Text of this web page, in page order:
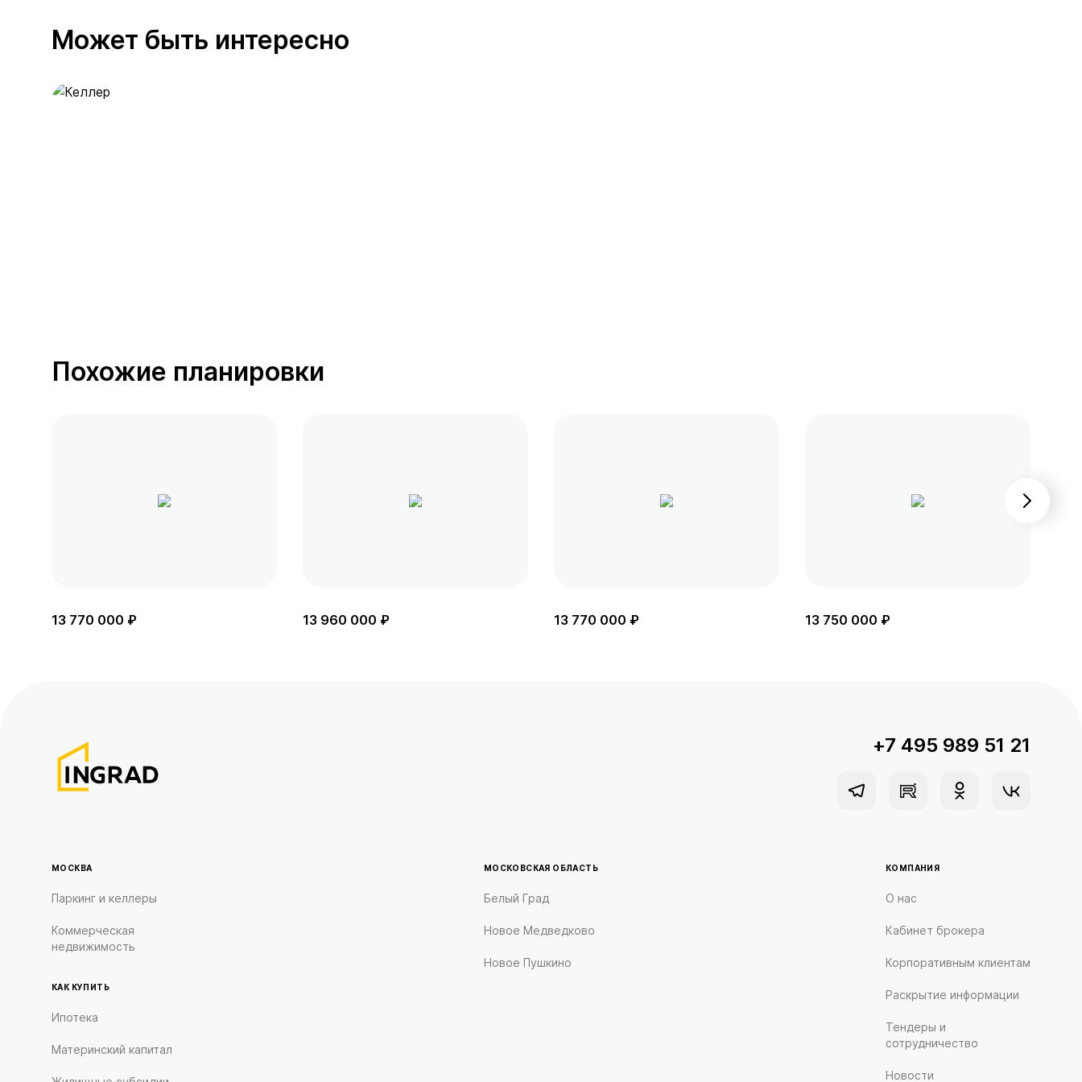
Может быть интересно
Похожие планировки
13 770 000 ₽ 13 960 000 ₽ 13 770 000 ₽ 13 750 000 ₽
+7 495 989 51 21
МОСКВА
Паркинг и келлеры
Коммерческая
недвижимость
КАК КУПИТЬ
Ипотека
Материнский капитал
МОСКОВСКАЯ ОБЛАСТЬ
Белый Град
Новое Медведково
Новое Пушкино
КОМПАНИЯ
О нас
Кабинет брокера
Корпоративным клиентам
Раскрытие информации
Тендеры и
сотрудничество
Новости